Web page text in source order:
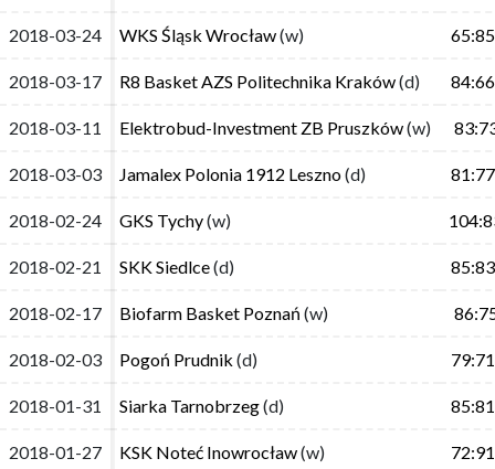
2018-03-24 WKS Śląsk Wrocław(w) 65:85
2018-03-17 R8 Basket AZS Politechnika Kraków(d) 84:66
2018-03-11 Elektrobud-Investment ZB Pruszków(w)
2018-03-03 Jamalex Polonia 1912 Leszno(d) 81:77
2018-02-24 GKS Tychy(w)
2018-02-21 SKK Siedlce(d) 85:83
2018-02-17 Biofarm Basket Poznań (w)
2018-02-03 Pogoń Prudnik (d) 79:71
2018-01-31 Siarka Tarnobrzeg(d) 85:81
2018-01-27 KSK Noteć Inowrocław(w) 72:91
2018-03-24 WKS Śląsk Wrocław(w) 65:85
2018-03-17 R8 Basket AZS Politechnika Kraków(d) 84:66
2018-03-11 Elektrobud-Investment ZB Pruszków(w)
2018-03-03 Jamalex Polonia 1912 Leszno(d) 81:77
2018-02-24 GKS Tychy(w)
2018-02-21 SKK Siedlce(d) 85:83
2018-02-17 Biofarm Basket Poznań (w)
2018-02-03 Pogoń Prudnik (d) 79:71
2018-01-31 Siarka Tarnobrzeg(d) 85:81
2018-01-27 KSK Noteć Inowrocław(w) 72:91